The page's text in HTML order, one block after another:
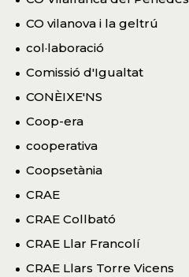
CO vilanova i la geltrú
col·laboració
Comissió d'Igualtat
CONÈIXE'NS
Coop-era
cooperativa
Coopsetània
CRAE
CRAE Collbató
CRAE Llar Francolí
CRAE Llars Torre Vicens